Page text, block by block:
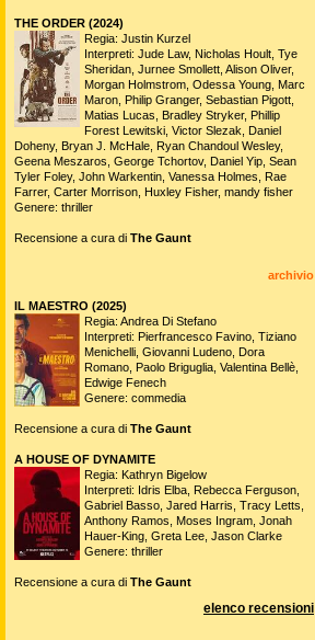
THE ORDER (2024)
Regia: Justin Kurzel
Interpreti: Jude Law, Nicholas Hoult, Tye
Sheridan, Jurnee Smollett, Alison Oliver,
Morgan Holmstrom, Odessa Young, Marc
Maron, Philip Granger, Sebastian Pigott,
Matias Lucas, Bradley Stryker, Phillip
Forest Lewitski, Victor Slezak, Daniel
Doheny, Bryan J. McHale, Ryan Chandoul Wesley,
Geena Meszaros, George Tchortov, Daniel Yip, Sean
Tyler Foley, John Warkentin, Vanessa Holmes, Rae
Farrer, Carter Morrison, Huxley Fisher, mandy fisher
Genere: thriller
Recensione a cura di The Gaunt
archivio
IL MAESTRO (2025)
Regia: Andrea Di Stefano
Interpreti: Pierfrancesco Favino, Tiziano
Menichelli, Giovanni Ludeno, Dora
Romano, Paolo Briguglia, Valentina Bellè,
Edwige Fenech
Genere: commedia
Recensione a cura di The Gaunt
A HOUSE OF DYNAMITE
Regia: Kathryn Bigelow
Interpreti: Idris Elba, Rebecca Ferguson,
Gabriel Basso, Jared Harris, Tracy Letts,
Anthony Ramos, Moses Ingram, Jonah
Hauer-King, Greta Lee, Jason Clarke
Genere: thriller
Recensione a cura di The Gaunt
elenco recensioni